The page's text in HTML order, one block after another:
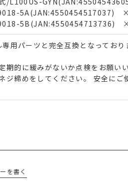
5A(JAN:4550454517037)
5B(JAN:4550454713736)
用パーツと完全互換となってお
期的に緩みがないか点検をお願い
ジ締めをしてください。 安全にご
を書く